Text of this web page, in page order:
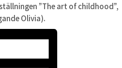
”The art of childhood”,
Olivia).